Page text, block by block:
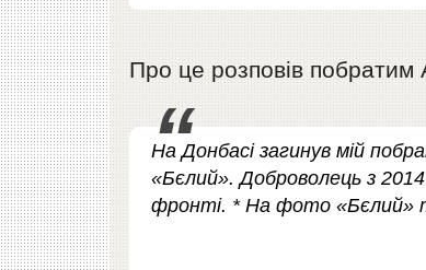
Про це розповів побратим
На Донбасі загинув мій
«Бєлий». Доброволець з 2014
фронті. * На фото «Бєлий»